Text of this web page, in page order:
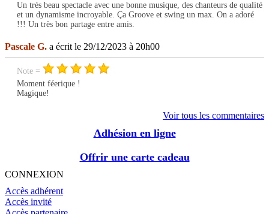
Un très beau spectacle avec une bonne musique, des chanteurs de qualité
et un dynamisme incroyable. Ça Groove et swing un max. On a adoré
!!! Un très bon partage entre amis.
Pascale G. a écrit le 29/12/2023 à 20h00
Note =
Moment féerique !
Magique!
Voir tous les commentaires
Adhésion en ligne
Offrir une carte cadeau
CONNEXION
Accès adhérent
Accès invité